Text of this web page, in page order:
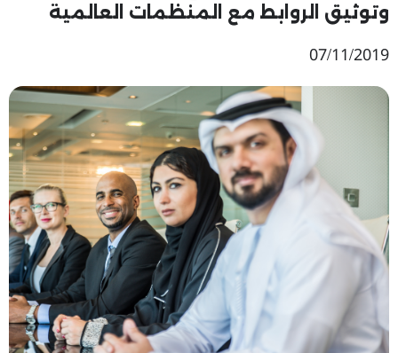
وتوثيق الروابط مع المنظمات العالمية
07/11/2019